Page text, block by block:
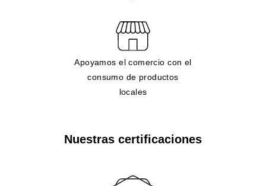
Apoyamos el comercio con el
consumo de productos
locales
Nuestras certificaciones